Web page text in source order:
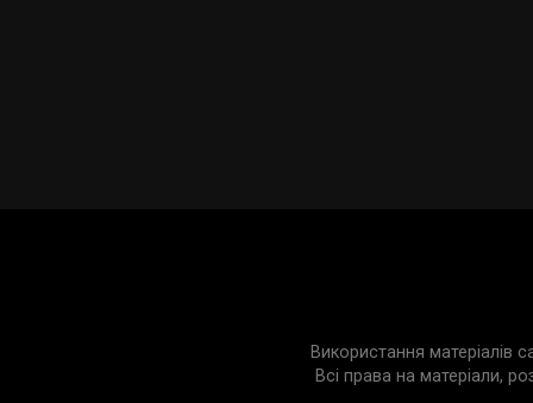
Використання матеріалів
Всі права на матеріали,